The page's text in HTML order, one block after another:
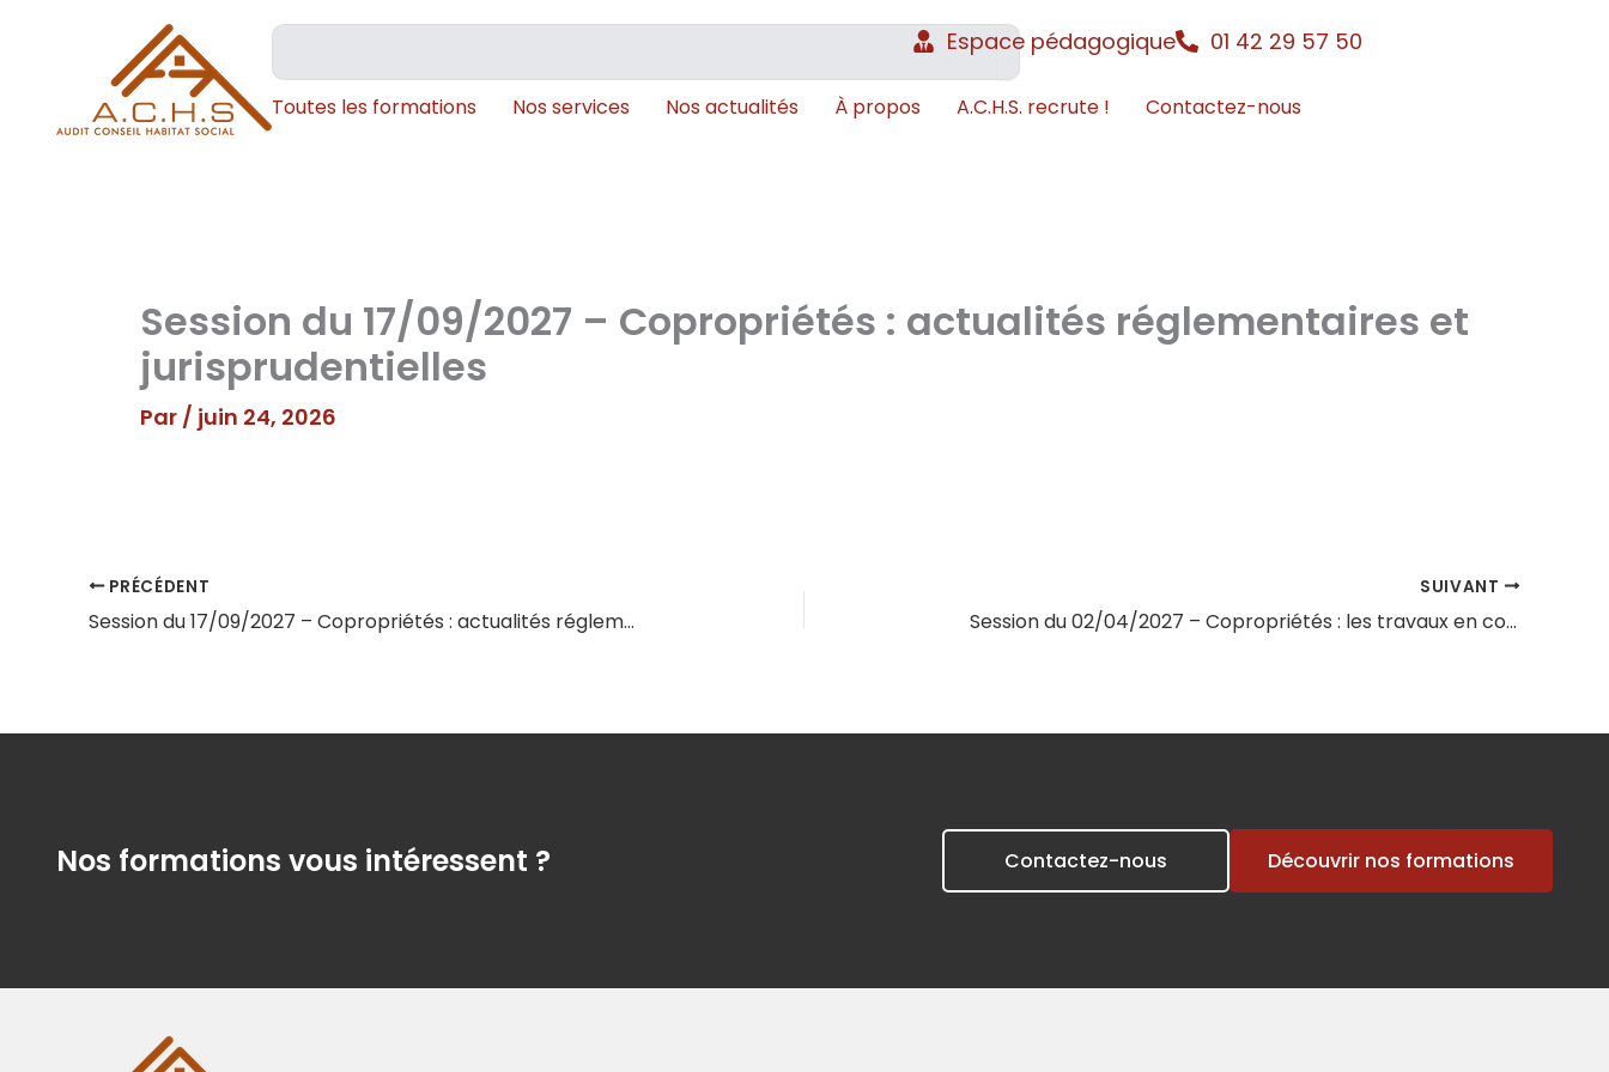
Rechercher Espace pédagogique 01 42 29 57 50
Toutes les formations Nos services Nos actualités À propos A.C.H.S. recrute ! Contactez-nous
Session du 17/09/2027 – Copropriétés : actualités réglementaires et
jurisprudentielles
Par / juin 24, 2026
PRÉCÉDENT
Session du 17/09/2027 – Copropriétés : actualités réglementaires et jurisprudentielles
SUIVANT
Session du 02/04/2027 – Copropriétés : les travaux en copropriété
Nos formations vous intéressent ? Contactez-nous Découvrir nos formations